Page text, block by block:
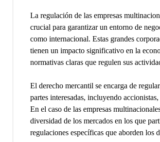
La regulación de las empresas
crucial para garantizar un entorno de
como internacional. Estas grandes
tienen un impacto significativo en la
normativas claras que regulen sus
El derecho mercantil se encarga de
partes interesadas, incluyendo
En el caso de las empresas
diversidad de los mercados en los que
regulaciones específicas que aborden los